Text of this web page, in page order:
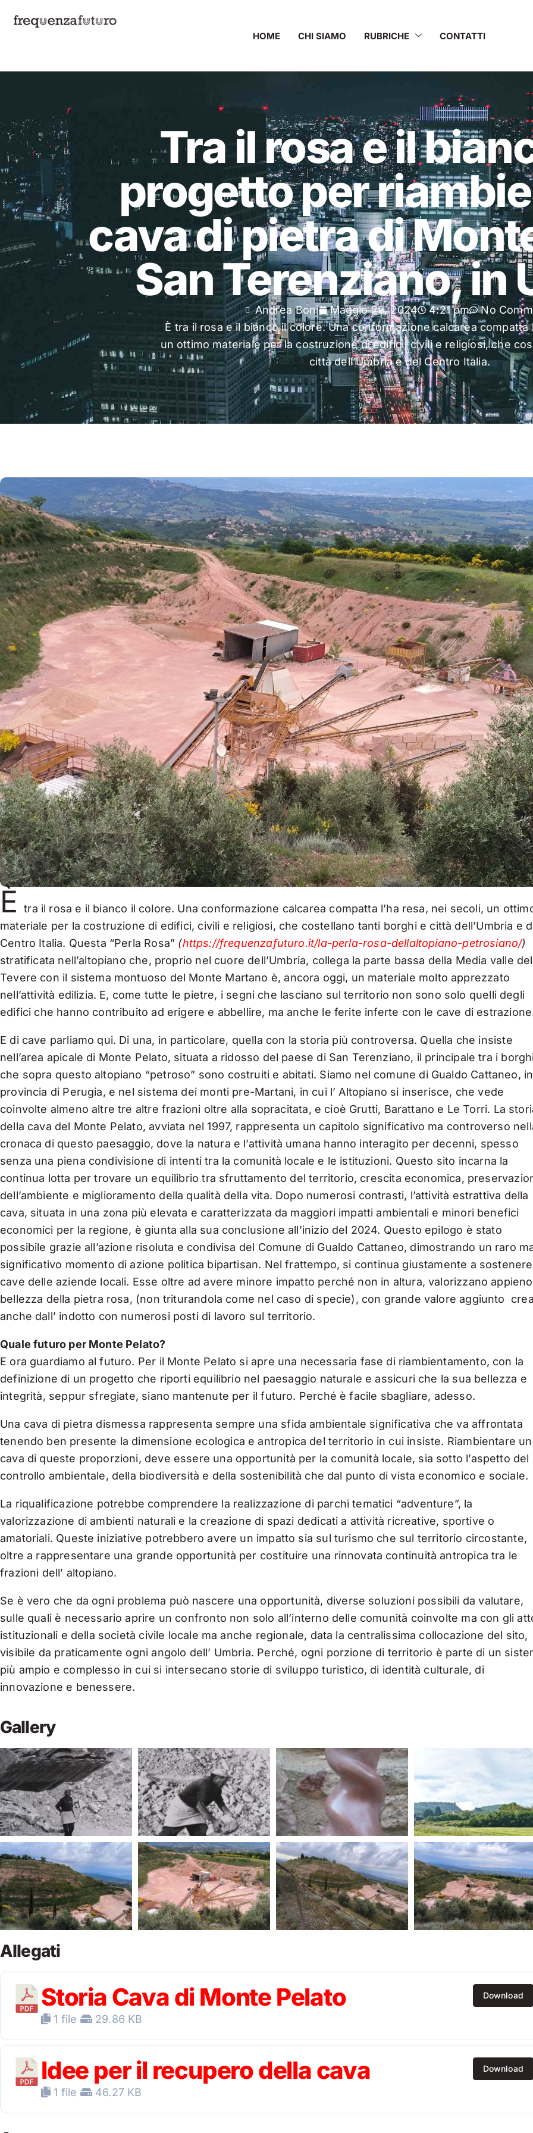
HOME CHI SIAMO RUBRICHE CONTATTI
Tra il rosa e il
progetto per
cava di pietra di
San Terenziano, in
Andrea Boni Maggio 29, 2024 4:21 pm
No
È tra il rosa e il bianco il colore. Una conformazione calcarea compatta
un ottimo materiale per la costruzione di edifici, civili e religiosi, che
città dell’Umbria e del Centro Italia.
È
tra il rosa e il bianco il colore. Una conformazione calcarea compatta l’ha resa, nei secoli, un
materiale per la costruzione di edifici, civili e religiosi, che costellano tanti borghi e città dell’Umbria e
Centro Italia. Questa “Perla Rosa” (https://frequenzafuturo.it/la-perla-rosa-dellaltopiano-petrosiano/)
stratificata nell’altopiano che, proprio nel cuore dell’Umbria, collega la parte bassa della Media valle del
Tevere con il sistema montuoso del Monte Martano è, ancora oggi, un materiale molto apprezzato
nell’attività edilizia. E, come tutte le pietre, i segni che lasciano sul territorio non sono solo quelli degli
edifici che hanno contribuito ad erigere e abbellire, ma anche le ferite inferte con le cave di
E di cave parliamo qui. Di una, in particolare, quella con la storia più controversa. Quella che insiste
nell’area apicale di Monte Pelato, situata a ridosso del paese di San Terenziano, il principale tra i
che sopra questo altopiano “petroso” sono costruiti e abitati. Siamo nel comune di Gualdo Cattaneo, in
provincia di Perugia, e nel sistema dei monti pre-Martani, in cui l’ Altopiano si inserisce, che vede
coinvolte almeno altre tre altre frazioni oltre alla sopracitata, e cioè Grutti, Barattano e Le Torri. La
della cava del Monte Pelato, avviata nel 1997, rappresenta un capitolo significativo ma controverso
cronaca di questo paesaggio, dove la natura e l’attività umana hanno interagito per decenni, spesso
senza una piena condivisione di intenti tra la comunità locale e le istituzioni. Questo sito incarna la
continua lotta per trovare un equilibrio tra sfruttamento del territorio, crescita economica,
dell’ambiente e miglioramento della qualità della vita. Dopo numerosi contrasti, l’attività estrattiva della
cava, situata in una zona più elevata e caratterizzata da maggiori impatti ambientali e minori benefici
economici per la regione, è giunta alla sua conclusione all’inizio del 2024. Questo epilogo è stato
possibile grazie all’azione risoluta e condivisa del Comune di Gualdo Cattaneo, dimostrando un raro
significativo momento di azione politica bipartisan. Nel frattempo, si continua giustamente a
cave delle aziende locali. Esse oltre ad avere minore impatto perché non in altura, valorizzano
bellezza della pietra rosa, (non triturandola come nel caso di specie), con grande valore aggiunto
anche dall’ indotto con numerosi posti di lavoro sul territorio.
Quale futuro per Monte Pelato?
E ora guardiamo al futuro. Per il Monte Pelato si apre una necessaria fase di riambientamento, con la
definizione di un progetto che riporti equilibrio nel paesaggio naturale e assicuri che la sua bellezza e
integrità, seppur sfregiate, siano mantenute per il futuro. Perché è facile sbagliare, adesso.
Una cava di pietra dismessa rappresenta sempre una sfida ambientale significativa che va affrontata
tenendo ben presente la dimensione ecologica e antropica del territorio in cui insiste. Riambientare
cava di queste proporzioni, deve essere una opportunità per la comunità locale, sia sotto l’aspetto del
controllo ambientale, della biodiversità e della sostenibilità che dal punto di vista economico e sociale.
La riqualificazione potrebbe comprendere la realizzazione di parchi tematici “adventure”, la
valorizzazione di ambienti naturali e la creazione di spazi dedicati a attività ricreative, sportive o
amatoriali. Queste iniziative potrebbero avere un impatto sia sul turismo che sul territorio circostante,
oltre a rappresentare una grande opportunità per costituire una rinnovata continuità antropica tra le
frazioni dell’ altopiano.
Se è vero che da ogni problema può nascere una opportunità, diverse soluzioni possibili da valutare,
sulle quali è necessario aprire un confronto non solo all’interno delle comunità coinvolte ma con gli
istituzionali e della società civile locale ma anche regionale, data la centralissima collocazione del sito,
visibile da praticamente ogni angolo dell’ Umbria. Perché, ogni porzione di territorio è parte di un
più ampio e complesso in cui si intersecano storie di sviluppo turistico, di identità culturale, di
innovazione e benessere.
Gallery
Allegati
Storia Cava di Monte Pelato
1 file 29.86 KB
Download
Idee per il recupero della cava
1 file 46.27 KB
Download